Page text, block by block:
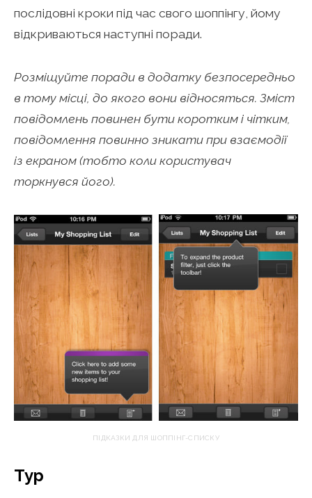
послідовні кроки під час свого шоппінгу, йому
відкриваються наступні поради.
Розміщуйте поради в додатку безпосередньо
в тому місці, до якого вони відносяться. Зміст
повідомлень повинен бути коротким і чітким,
повідомлення повинно зникати при взаємодії
із екраном (тобто коли користувач
торкнувся його).
ПІДКАЗКИ ДЛЯ ШОППІНГ-СПИСКУ
Тур